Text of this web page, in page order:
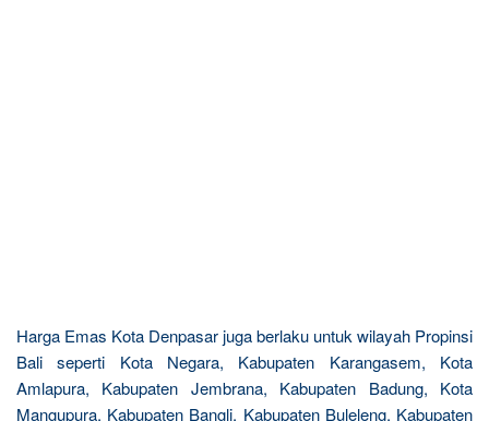
Harga Emas Kota Denpasar juga berlaku untuk wilayah Propinsi
Bali seperti Kota Negara, Kabupaten Karangasem, Kota
Amlapura, Kabupaten Jembrana, Kabupaten Badung, Kota
Mangupura, Kabupaten Bangli, Kabupaten Buleleng, Kabupaten